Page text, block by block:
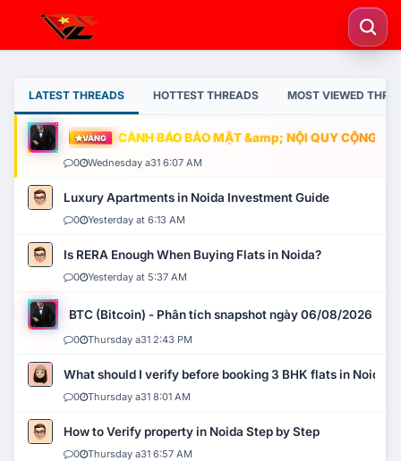
LATEST THREADS HOTTEST THREADS MOST VIEWED
VÀNG CẢNH BÁO BẢO MẬT &amp; NỘI QUY CỘNG
0 Wednesday a31 6:07 AM
Luxury Apartments in Noida Investment Guide
0 Yesterday at 6:13 AM
Is RERA Enough When Buying Flats in Noida?
0 Yesterday at 5:37 AM
BTC (Bitcoin) - Phân tích snapshot ngày 06/08/2026
0 Thursday a31 2:43 PM
What should I verify before booking 3 BHK flats in Noida?
0 Thursday a31 8:01 AM
How to Verify property in Noida Step by Step
0 Thursday a31 6:57 AM